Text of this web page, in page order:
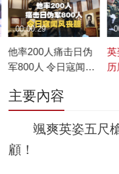
他率200人痛击日伪
军800人 令日寇闻风
00:00:29
英
主要內容
颯爽英姿五尺
顧！